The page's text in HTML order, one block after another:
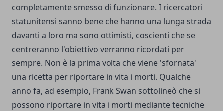
completamente smesso di funzionare. I ricercatori
statunitensi sanno bene che hanno una lunga strada
davanti a loro ma sono ottimisti, coscienti che se
centreranno l'obiettivo verranno ricordati per
sempre. Non è la prima volta che viene 'sfornata'
una ricetta per riportare in vita i morti. Qualche
anno fa, ad esempio, Frank Swan sottolineò che si
possono riportare in vita i morti mediante tecniche